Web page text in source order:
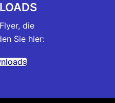
die
Sie hier: